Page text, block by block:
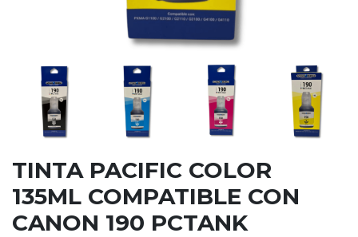
TINTA PACIFIC COLOR
135ML COMPATIBLE CON
CANON 190 PCTANK